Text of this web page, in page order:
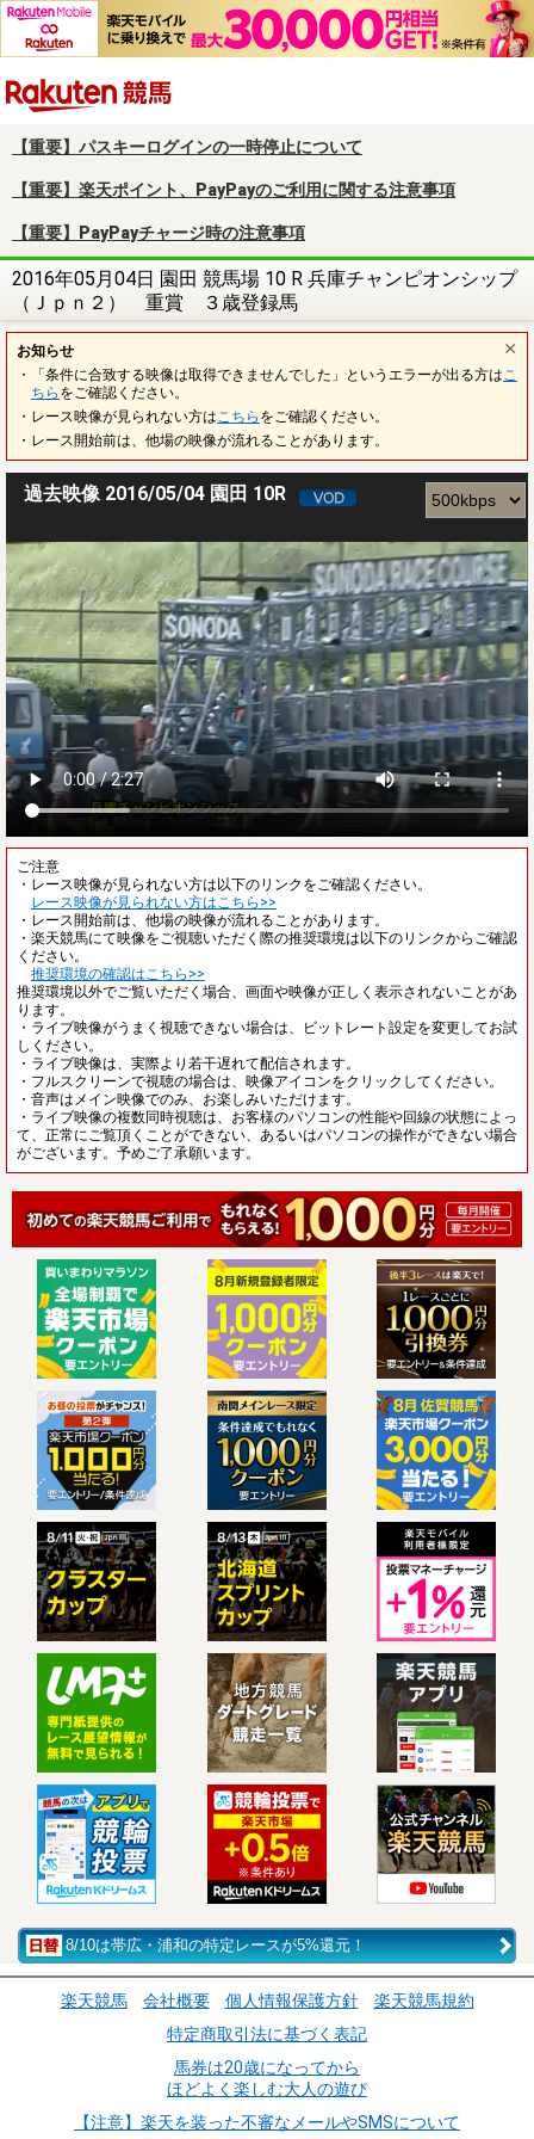
【重要】パスキーログインの一時停止について
【重要】楽天ポイント、PayPayのご利用に関する注意事項
【重要】PayPayチャージ時の注意事項
2016年05月04日 園田 競馬場 10 R 兵庫チャンピオンシップ
（Ｊｐｎ２） 重賞 ３歳登録馬
お知らせ
・「条件に合致する映像は取得できませんでした」というエラーが出る方は こ
ちら をご確認ください。
・レース映像が見られない方は こちら をご確認ください。
・レース開始前は、他場の映像が流れることがあります。
過去映像 2016/05/04 園田 10R
ご注意
・レース映像が見られない方は以下のリンクをご確認ください。
レース映像が見られない方はこちら>>
・レース開始前は、他場の映像が流れることがあります。
・楽天競馬にて映像をご視聴いただく際の推奨環境は以下のリンクからご確認
ください。
推奨環境の確認はこちら>>
推奨環境以外でご覧いただく場合、画面や映像が正しく表示されないことがあ
ります。
・ライブ映像がうまく視聴できない場合は、ビットレート設定を変更してお試
しください。
・ライブ映像は、実際より若干遅れて配信されます。
・フルスクリーンで視聴の場合は、映像アイコンをクリックしてください。
・音声はメイン映像でのみ、お楽しみいただけます。
・ライブ映像の複数同時視聴は、お客様のパソコンの性能や回線の状態によっ
て、正常にご覧頂くことができない、あるいはパソコンの操作ができない場合
がございます。予めご了承願います。
8/10は帯広・浦和の特定レースが5%還元！
楽天競馬 会社概要 個人情報保護方針
楽天競馬規約
特定商取引法に基づく表記
馬券は20歳になってから
ほどよく楽しむ大人の遊び
【注意】楽天を装った不審なメールやSMSについて